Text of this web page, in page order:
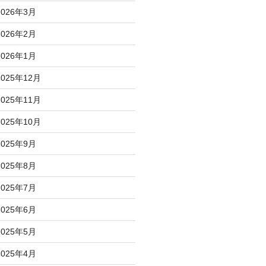
年3月
年2月
年1月
年12月
年11月
年10月
年9月
年8月
年7月
年6月
年5月
年4月